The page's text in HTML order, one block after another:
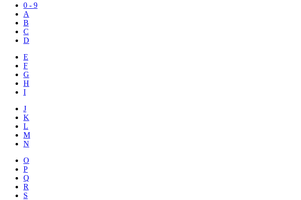
0 - 9
A
B
C
D
E
F
G
H
I
J
K
L
M
N
O
P
Q
R
S